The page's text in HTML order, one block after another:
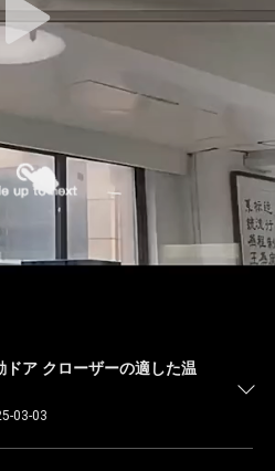
ドア クローザーの適した温
03-03